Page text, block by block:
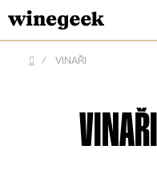
Přejít
na
obsah
Domů
/ VINAŘI
VINAŘI